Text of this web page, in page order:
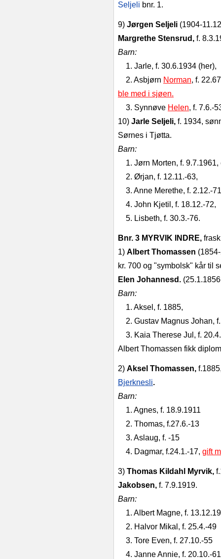
Seljeli bnr. 1.
9) Jørgen Seljeli
Margrethe Stensrud, f.
Barn:
1. Jarle, f. 30.6.1934 (her),
2. Asbjørn Norman, f.
ble med i sjøen.
3. Synnøve Helen, f.
10) Jarle Seljeli, f. 1934,
Sørnes i Tjøtta.
Barn:
1. Jørn Morten, f. 9.7.1961,
2. Ørjan, f. 12.11.‑63,
3. Anne Merethe, f.
4. John Kjetil, f. 18.12.‑72,
5. Lisbeth, f. 30.3.‑76.
Bnr. 3 MYRVIK INDRE,
1) Albert Thomassen
kr. 700 og "symbolsk" kår til
Elen Johan­nesd.
Barn:
1. Aksel, f. 1885,
2. Gustav Magnus Johan,
3. Kaia Therese Jul, f.
Albert Thomassen fikk
2) Aksel Thomassen,
Bjerknesli.
Barn:
1. Agnes, f. 18.9.1911
2. Thomas, f.27.6.‑13
3. Aslaug, f. ‑15
4. Dagmar, f.24.1.‑17, gift
3) Thomas Kildahl Myrvik,
Jakobsen, f. 7.9.1919.
Barn:
1. Albert Magne, f.
2. Halvor Mikal, f. 25.4.‑49
3. Tore Even, f. 27.10.‑55
4. Janne Annie, f. 20.10.‑61